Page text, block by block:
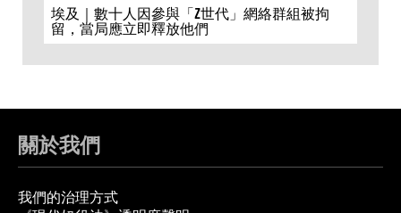
埃及｜數十人因參與「Z世代」網絡群組被拘
留，當局應立即釋放他們
關於我們
我們的治理方式